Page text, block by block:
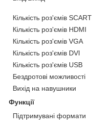
Кількість роз'ємів SCART
Кількість роз'ємів HDMI
Кількість роз'ємів VGA
Кількість роз'ємів DVI
Кількість роз'ємів USB
Бездротові можливості
Вихід на навушники
Функції
Підтримувані формати